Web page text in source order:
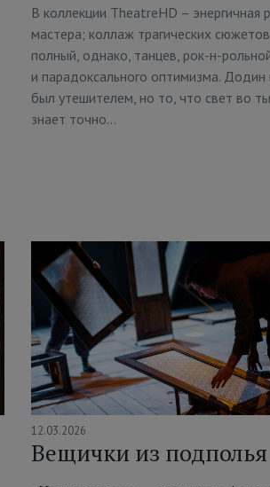
В коллекции TheatreHD – энергичная
мастера; коллаж трагических сюжетов
полный, однако, танцев, рок-н-
и парадоксального оптимизма. Додин
был утешителем, но то, что свет во
знает точно…
12.03.2026
Вещички из подполья